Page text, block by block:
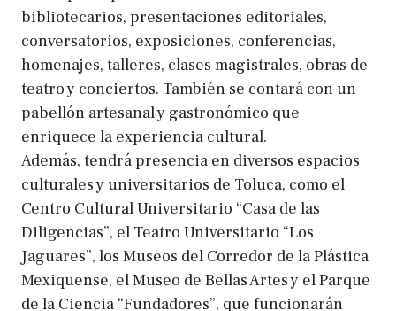
bibliotecarios, presentaciones editoriales,
conversatorios, exposiciones, conferencias,
homenajes, talleres, clases magistrales, obras de
teatro y conciertos. También se contará con un
pabellón artesanal y gastronómico que
enriquece la experiencia cultural.
Además, tendrá presencia en diversos espacios
culturales y universitarios de Toluca, como el
Centro Cultural Universitario “Casa de las
Diligencias”, el Teatro Universitario “Los
Jaguares”, los Museos del Corredor de la Plástica
Mexiquense, el Museo de Bellas Artes y el Parque
de la Ciencia “Fundadores”, que funcionarán